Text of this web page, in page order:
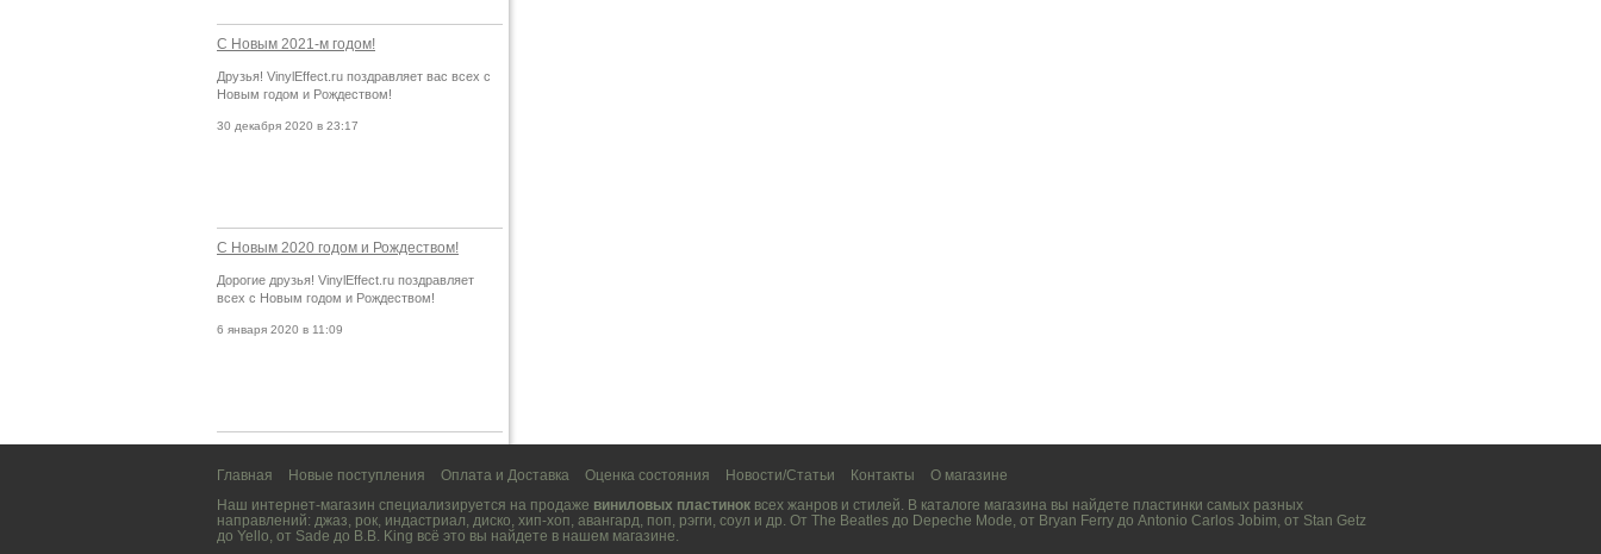
С Новым 2021-м годом!
Друзья! VinylEffect.ru поздравляет вас всех с
Новым годом и Рождеством!
30 декабря 2020 в 23:17
С Новым 2020 годом и Рождеством!
Дорогие друзья! VinylEffect.ru поздравляет
всех с Новым годом и Рождеством!
6 января 2020 в 11:09
Главная Новые поступления Оплата и Доставка Оценка состояния Новости/Статьи Контакты
О магазине
Наш интернет-магазин специализируется на продаже виниловых пластинок всех жанров и стилей. В каталоге магазина вы найдете пластинки самых разных
направлений: джаз, рок, индастриал, диско, хип-хоп, авангард, поп, рэгги, соул и др. От The Beatles до Depeche Mode, от Bryan Ferry до Antonio Carlos Jobim, от Stan Getz
до Yello, от Sade до B.B. King всё это вы найдете в нашем магазине.